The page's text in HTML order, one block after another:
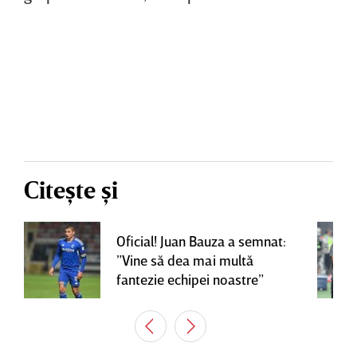
Citește și
Oficial! Juan Bauza a semnat:
”Vine să dea mai multă
fantezie echipei noastre”